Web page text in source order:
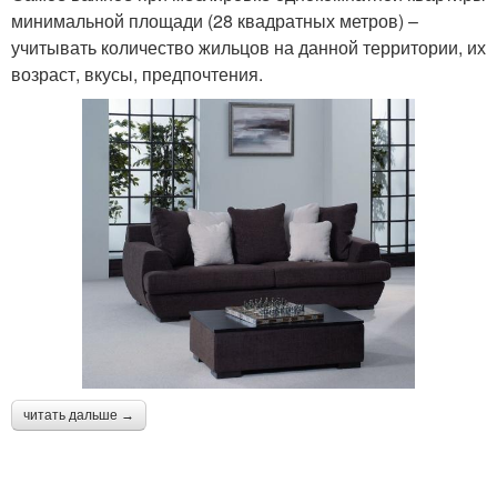
минимальной площади (28 квадратных метров) –
учитывать количество жильцов на данной территории, их
возраст, вкусы, предпочтения.
читать дальше →